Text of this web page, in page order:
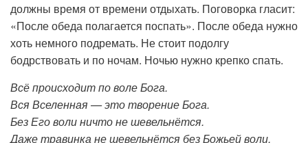
должны время от времени отдыхать. Поговорка гласит:
«После обеда полагается поспать». После обеда нужно
хоть немного подремать. Не стоит подолгу
бодрствовать и по ночам. Ночью нужно крепко спать.
Всё происходит по воле Бога.
Вся Вселенная — это творение Бога.
Без Его воли ничто не шевельнётся.
Даже травинка не шевельнётся без Божьей воли,